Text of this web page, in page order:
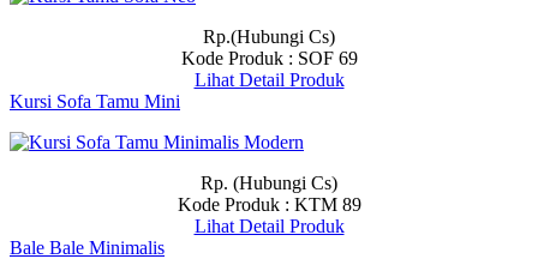
Rp.(Hubungi Cs)
Kode Produk : SOF 69
Lihat Detail Produk
Kursi Sofa Tamu Mini
Rp. (Hubungi Cs)
Kode Produk : KTM 89
Lihat Detail Produk
Bale Bale Minimalis